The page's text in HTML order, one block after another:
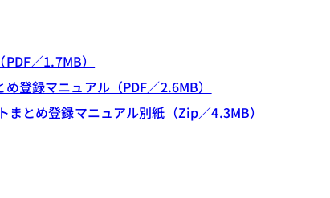
／1.7MB）
登録マニュアル（PDF／2.6MB）
とめ登録マニュアル別紙（Zip／4.3MB）